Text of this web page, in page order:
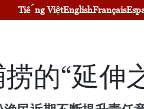
Tiếng ViệtEnglishFrançais
的“延伸